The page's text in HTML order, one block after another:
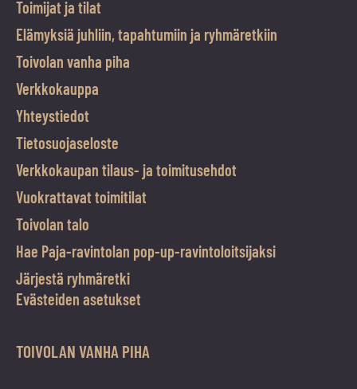
Toimijat ja tilat
Elämyksiä juhliin, tapahtumiin ja ryhmäretkiin
Toivolan vanha piha
Verkkokauppa
Yhteystiedot
Tietosuojaseloste
Verkkokaupan tilaus- ja toimitusehdot
Vuokrattavat toimitilat
Toivolan talo
Hae Paja-ravintolan pop-up-ravintoloitsijaksi
Järjestä ryhmäretki
Evästeiden asetukset
TOIVOLAN VANHA PIHA